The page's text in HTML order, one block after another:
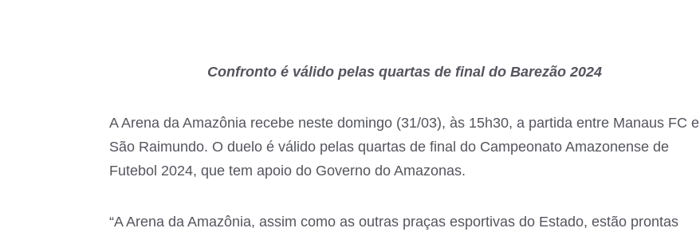
Confronto é válido pelas quartas de final do Barezão 2024
A Arena da Amazônia recebe neste domingo (31/03), às 15h30, a partida entre Manaus FC e
São Raimundo. O duelo é válido pelas quartas de final do Campeonato Amazonense de
Futebol 2024, que tem apoio do Governo do Amazonas.
“A Arena da Amazônia, assim como as outras praças esportivas do Estado, estão prontas